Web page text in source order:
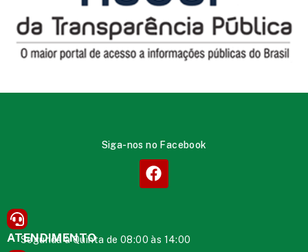
Siga-nos no Facebook
ATENDIMENTO
Segunda à Quinta de 08:00 às 14:00